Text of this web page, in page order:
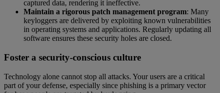
captured data, rendering it ineffective.
Maintain a rigorous patch management program: Many
keyloggers are delivered by exploiting known vulnerabilities
in operating systems and applications. Regularly updating all
software ensures these security holes are closed.
Foster a security-conscious culture
Technology alone cannot stop all attacks. Your users are a critical
part of your defense, especially since phishing is a primary vector